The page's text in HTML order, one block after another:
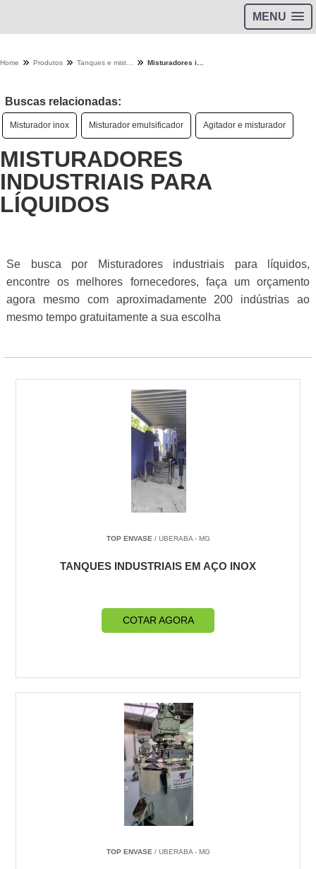
MENU
Home Produtos
Buscas relacionadas:
Misturador inox Misturador emulsificador Agitador e misturador
MISTURADORES
INDUSTRIAIS PARA
LÍQUIDOS
Se busca por Misturadores industriais para líquidos,
encontre os melhores fornecedores, faça um orçamento
agora mesmo com aproximadamente 200 indústrias ao
mesmo tempo gratuitamente a sua escolha
TOP ENVASE/ UBERABA - MG
TANQUES INDUSTRIAIS EM AÇO INOX
COTAR AGORA
TOP ENVASE/ UBERABA - MG